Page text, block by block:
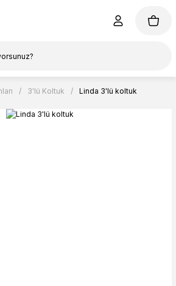
3'lü Koltuk Linda 3'lü koltuk